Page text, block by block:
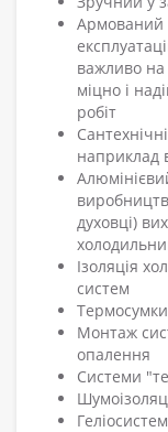
Армований
важливо на
міцно і
робіт
наприклад
духовці)
Ізоляція
систем
Термосумки
Монтаж
опалення
Системи